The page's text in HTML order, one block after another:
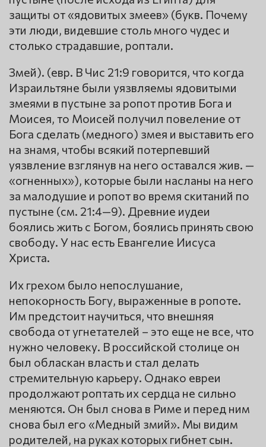
защиты от «ядовитых змеев» (букв. Почему
эти люди, видевшие столь много чудес и
столько страдавшие, роптали.
Змей). (евр. В Чис 21:9 говорится, что когда
Израильтяне были уязвляемы ядовитыми
змеями в пустыне за ропот против Бога и
Моисея, то Моисей получил повеление от
Бога сделать (медного) змея и выставить его
на знамя, чтобы всякий потерпевший
уязвление взглянув на него оставался жив. —
«огненных»), которые были насланы на него
за малодушие и ропот во время скитаний по
пустыне (см. 21:4—9). Древние иудеи
боялись жить с Богом, боялись принять свою
свободу. У нас есть Евангелие Иисуса
Христа.
Их грехом было непослушание,
непокорность Богу, выраженные в ропоте.
Им предстоит научиться, что внешняя
свобода от угнетателей – это еще не все, что
нужно человеку. В российской столице он
был обласкан власть и стал делать
стремительную карьеру. Однако евреи
продолжают роптать их сердца не сильно
меняются. Он был снова в Риме и перед ним
снова был его «Медный змий». Мы видим
родителей, на руках которых гибнет сын.